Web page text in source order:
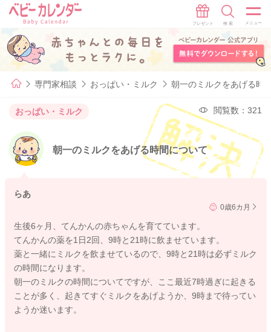
専門家相談 おっぱい・ミルク 朝一のミルクをあげる時
おっぱい・ミルク 閲覧数：321
朝一のミルクをあげる時間について
らあ
0歳6カ月
生後6ヶ月、てんかんの赤ちゃんを育てています。
てんかんの薬を1日2回、9時と21時に飲ませています。
薬と一緒にミルクを飲ませているので、9時と21時は必ずミルク
の時間になります。
朝一のミルクの時間についてですが、ここ最近7時過ぎに起きる
ことが多く、起きてすぐミルクをあげようか、9時まで待ってい
ようか迷います。